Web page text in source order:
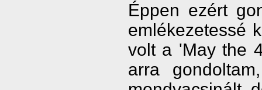
Éppen ezért
emlékezetessé
volt a 'May the
arra